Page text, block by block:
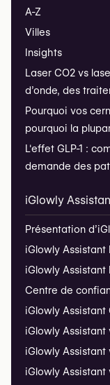
A-Z
Villes
Insights
Laser CO2 vs
d’onde, des
Pourquoi vos
pourquoi la
L'effet GLP-1 :
demande des
iGlowly
Présentation
iGlowly Assistant
iGlowly Assistant
Centre de
iGlowly
iGlowly Assistant
iGlowly Assistant
iGlowly Assistant